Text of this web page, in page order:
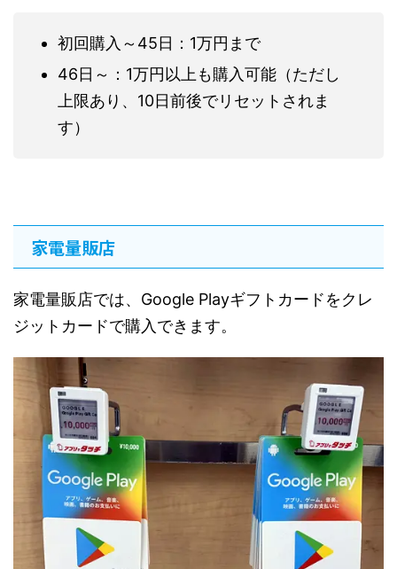
初回購入～45日：1万円まで
46日～：1万円以上も購入可能（ただし
上限あり、10日前後でリセットされま
す）
家電量販店
家電量販店では、Google Playギフトカードをクレ
ジットカードで購入できます。